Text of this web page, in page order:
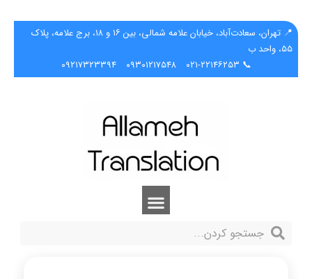
📍 تهران، سعادت‌آباد، خیابان علامه شمالی، بین ۱۶ و ۱۸، برج علامه، پلاک
۵۵، واحد ب
📞 ۰۲۱-۲۲۱۴۶۲۵۳
۰۹۳۰۱۲۱۷۵۴۸ ۰۹۲۱۷۳۲۳۳۹۴